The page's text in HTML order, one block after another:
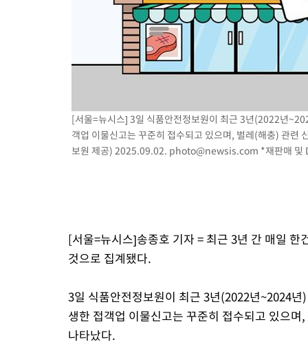
[서울=뉴시스] 3일 식품안전정보원이 최근 3년(2022년
객업 이물신고는 꾸준히 접수되고 있으며, 벌레(해충) 관련
보원 제공) 2025.09.02. photo@newsis.com *재판매 및
[서울=뉴시스]송종호 기자 = 최근 3년 간 매일
것으로 집계됐다.
3일 식품안전정보원이 최근 3년(2022년~2024
생한 접객업 이물신고는 꾸준히 접수되고 있으
나타났다.